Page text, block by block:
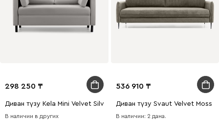
298 250
Диван түзу Kela Mini Velvet Silver
В наличии в других
536 910
Диван түзу Svaut Velvet Moss
В наличии: 2 дана.